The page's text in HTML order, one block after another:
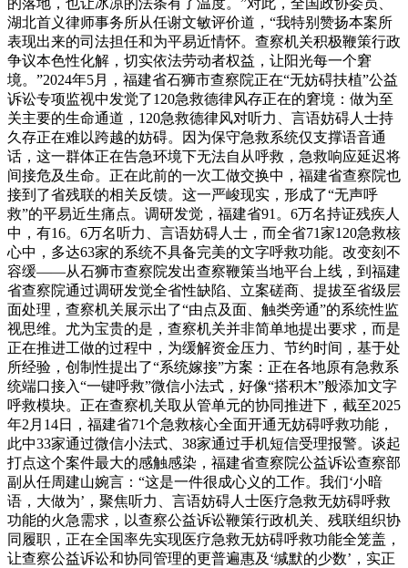
湖北首义律师事务所从任谢文敏评价道，“我特别赞扬本案所
表现出来的司法担任和为平易近情怀。查察机关积极鞭策行政
争议本色性化解，切实依法劳动者权益，让阳光每一个窘
境。”2024年5月，福建省石狮市查察院正在“无妨碍扶植”公益
诉讼专项监视中发觉了120急救德律风存正在的窘境：做为至
关主要的生命通道，120急救德律风对听力、言语妨碍人士持
久存正在难以跨越的妨碍。因为保守急救系统仅支撑语音通
话，这一群体正在告急环境下无法自从呼救，急救响应延迟将
间接危及生命。正在此前的一次工做交换中，福建省查察院也
接到了省残联的相关反馈。这一严峻现实，形成了“无声呼
救”的平易近生痛点。调研发觉，福建省91。6万名持证残疾人
中，有16。6万名听力、言语妨碍人士，而全省71家120急救核
心中，多达63家的系统不具备完美的文字呼救功能。改变刻不
容缓——从石狮市查察院发出查察鞭策当地平台上线，到福建
省查察院通过调研发觉全省性缺陷、立案磋商、提拔至省级层
面处理，查察机关展示出了“由点及面、触类旁通”的系统性监
视思维。尤为宝贵的是，查察机关并非简单地提出要求，而是
正在推进工做的过程中，为缓解资金压力、节约时间，基于处
所经验，创制性提出了“系统嫁接”方案：正在各地原有急救系
统端口接入“一键呼救”微信小法式，好像“搭积木”般添加文字
呼救模块。正在查察机关取从管单元的协同推进下，截至2025
年2月14日，福建省71个急救核心全面开通无妨碍呼救功能，
此中33家通过微信小法式、38家通过手机短信受理报警。谈起
打点这个案件最大的感触感染，福建省查察院公益诉讼查察部
副从任周建山婉言：“这是一件很成心义的工作。我们‘小暗
语，大做为’，聚焦听力、言语妨碍人士医疗急救无妨碍呼救
功能的火急需求，以查察公益诉讼鞭策行政机关、残联组织协
同履职，正在全国率先实现医疗急救无妨碍呼救功能全笼盖，
让查察公益诉讼和协同管理的更普遍惠及‘缄默的少数’，实正